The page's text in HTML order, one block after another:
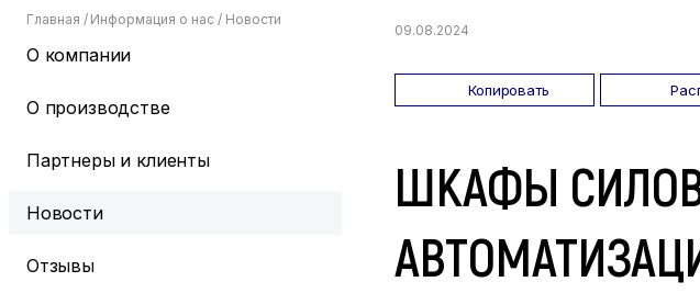
Главная / Информация о нас / Новости
О компании
О производстве
Партнеры и клиенты
Новости
Отзывы
09.08.2024
Копировать
ШКАФЫ